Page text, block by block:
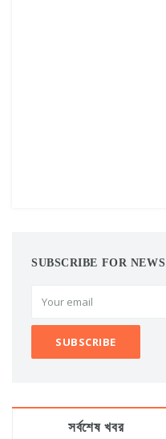
SUBSCRIBE FOR NEWS
সর্বশেষ খবর